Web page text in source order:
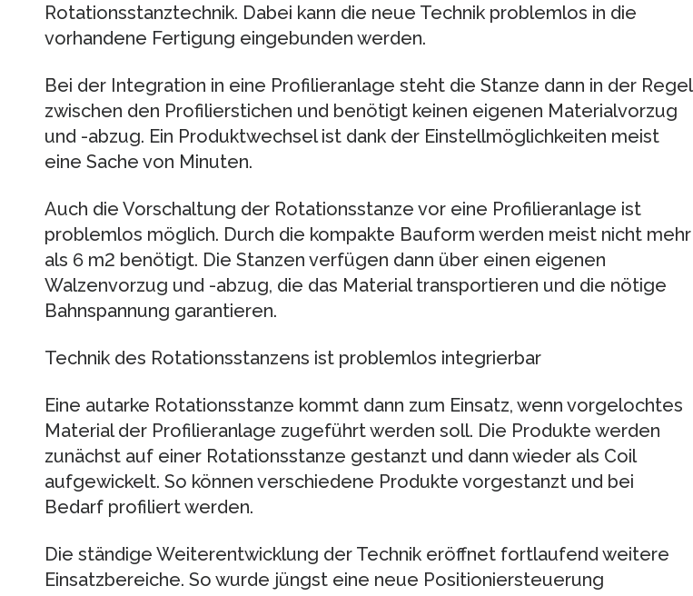
Rotationsstanztechnik. Dabei kann die neue Technik problemlos in die
vorhandene Fertigung eingebunden werden.
Bei der Integration in eine Profilieranlage steht die Stanze dann in der Regel
zwischen den Profilierstichen und benötigt keinen eigenen Materialvorzug
und -abzug. Ein Produktwechsel ist dank der Einstellmöglichkeiten meist
eine Sache von Minuten.
Auch die Vorschaltung der Rotationsstanze vor eine Profilieranlage ist
problemlos möglich. Durch die kompakte Bauform werden meist nicht mehr
als 6 m2 benötigt. Die Stanzen verfügen dann über einen eigenen
Walzenvorzug und -abzug, die das Material transportieren und die nötige
Bahnspannung garantieren.
Technik des Rotationsstanzens ist problemlos integrierbar
Eine autarke Rotationsstanze kommt dann zum Einsatz, wenn vorgelochtes
Material der Profilieranlage zugeführt werden soll. Die Produkte werden
zunächst auf einer Rotationsstanze gestanzt und dann wieder als Coil
aufgewickelt. So können verschiedene Produkte vorgestanzt und bei
Bedarf profiliert werden.
Die ständige Weiterentwicklung der Technik eröffnet fortlaufend weitere
Einsatzbereiche. So wurde jüngst eine neue Positioniersteuerung